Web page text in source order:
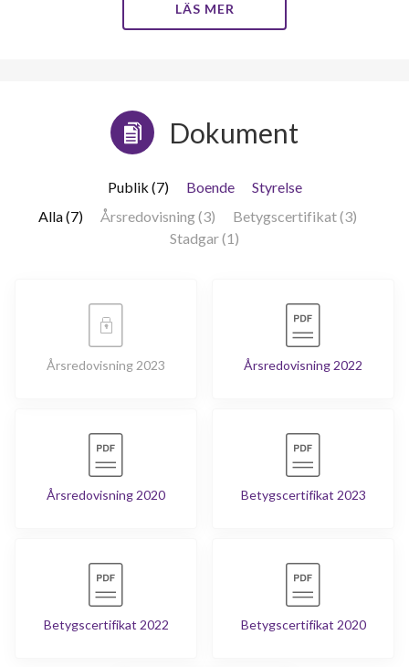
LÄS MER
Dokument
Publik (7) Boende
Styrelse
Alla (7)
Årsredovisning (3)
Betygscertifikat (3)
Stadgar (1)
Årsredovisning 2023 Årsredovisning 2022
Årsredovisning 2020 Betygscertifikat 2023
Betygscertifikat 2022 Betygscertifikat 2020